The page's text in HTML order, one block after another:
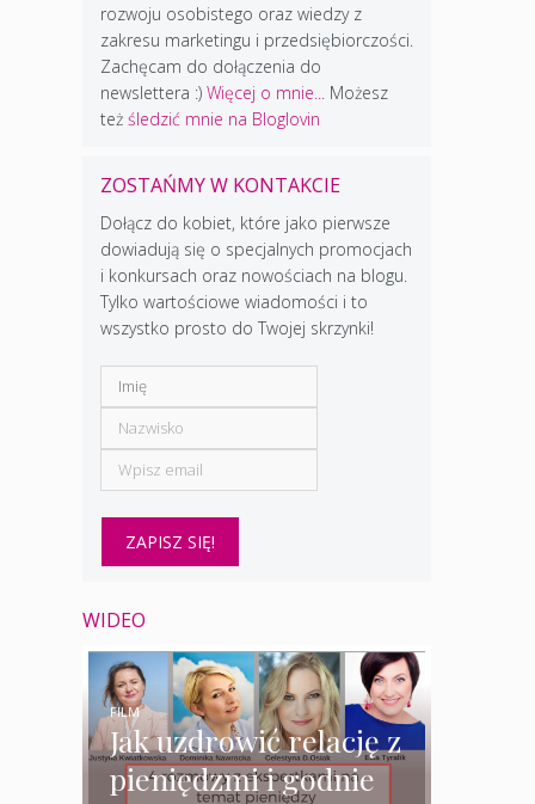
rozwoju osobistego oraz wiedzy z
zakresu marketingu i przedsiębiorczości.
Zachęcam do dołączenia do
newslettera :) Więcej o mnie...
Możesz
też śledzić mnie na Bloglovin
ZOSTAŃMY W KONTAKCIE
Dołącz do kobiet, które jako pierwsze
dowiadują się o specjalnych promocjach
i konkursach oraz nowościach na blogu.
Tylko wartościowe wiadomości i to
wszystko prosto do Twojej skrzynki!
WIDEO
Jak uzdrowić relację z
pieniędzmi i godnie
FILM